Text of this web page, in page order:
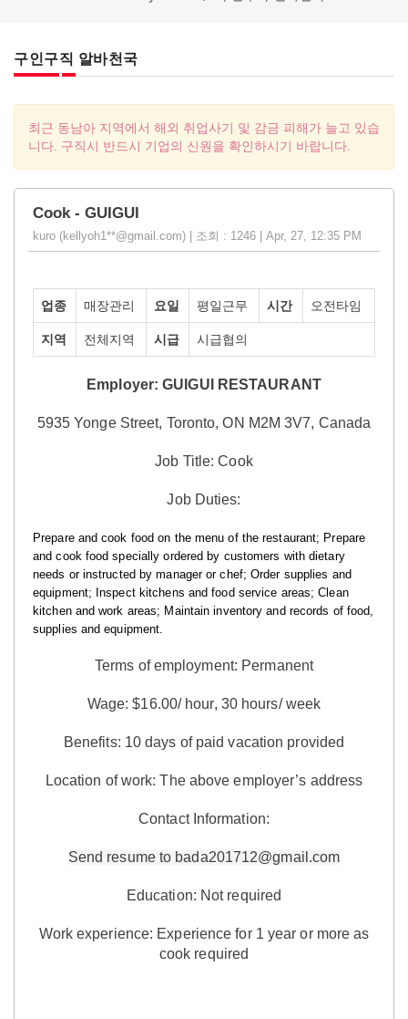
구인구직 알바천국
최근 동남아 지역에서 해외 취업사기 및 감금 피해가 늘고 있습
니다. 구직시 반드시 기업의 신원을 확인하시기 바랍니다.
Cook - GUIGUI
kuro (kellyoh1**@gmail.com) | 조회 : 1246 | Apr, 27, 12:35 PM
업종 매장관리 요일 평일근무 시간 오전타임
지역 전체지역 시급 시급협의
Employer:GUIGUI RESTAURANT
5935 Yonge Street, Toronto, ON M2M 3V7, Canada
Job Title: Cook
Job Duties:
Prepare and cook food on the menu of the restaurant; Prepare
and cook food specially ordered by customers with dietary
needs or instructed by manager or chef; Order supplies and
equipment; Inspect kitchens and food service areas; Clean
kitchen and work areas; Maintain inventory and records of food,
supplies and equipment.
Terms of employment: Permanent
Wage: $16.00/ hour, 30 hours/ week
Benefits: 10 days of paid vacation provided
Location of work: The above employer’s address
Contact Information:
Send resume to bada201712@gmail.com
Education: Notrequired
Work experience: Experience for 1 year or more as
cook required